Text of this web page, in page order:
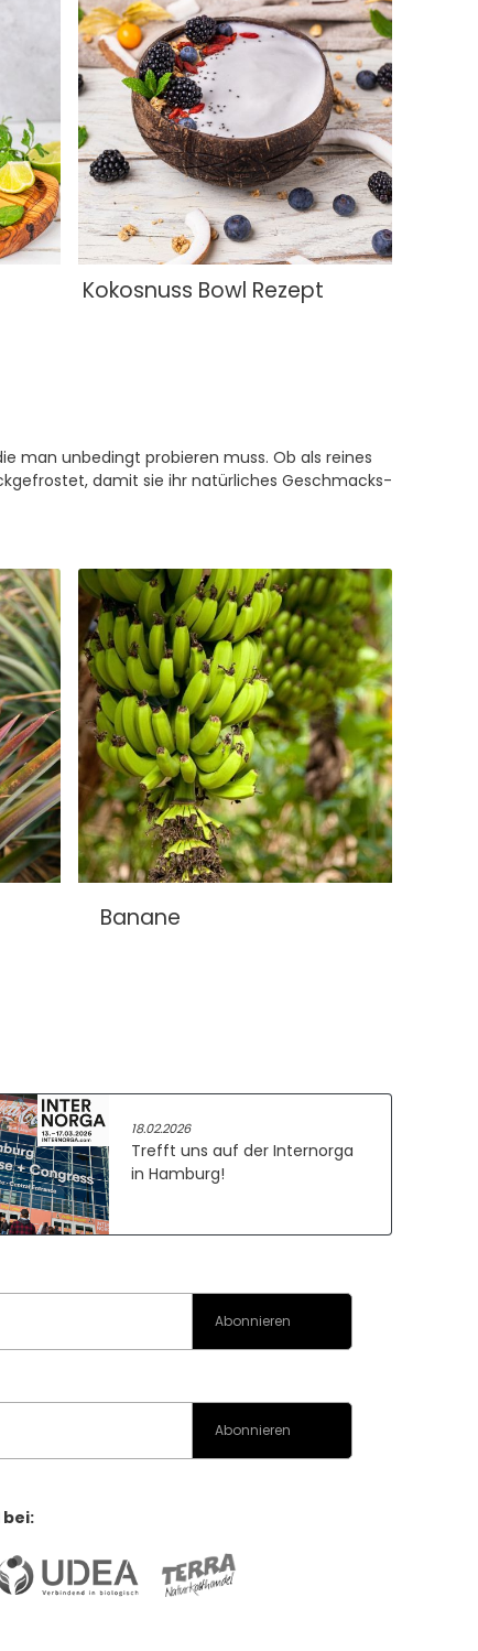
Kokosnuss Bowl Rezept
man unbedingt probieren muss. Ob als reines
damit sie ihr natürliches Geschmacks-
Banane
18.02.2026
Trefft uns auf der Internorga
in Hamburg!